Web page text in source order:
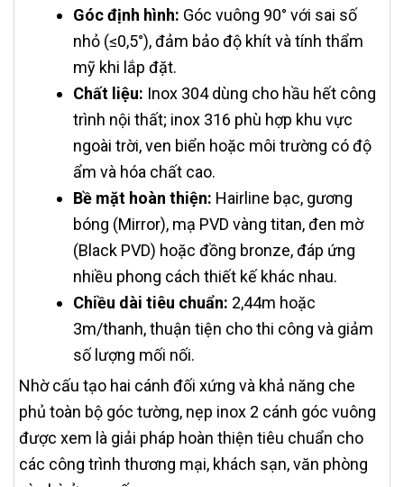
Góc định hình: Góc vuông 90° với sai số
nhỏ (≤0,5°), đảm bảo độ khít và tính thẩm
mỹ khi lắp đặt.
Chất liệu: Inox 304 dùng cho hầu hết công
trình nội thất; inox 316 phù hợp khu vực
ngoài trời, ven biển hoặc môi trường có độ
ẩm và hóa chất cao.
Bề mặt hoàn thiện: Hairline bạc, gương
bóng (Mirror), mạ PVD vàng titan, đen mờ
(Black PVD) hoặc đồng bronze, đáp ứng
nhiều phong cách thiết kế khác nhau.
Chiều dài tiêu chuẩn: 2,44m hoặc
3m/thanh, thuận tiện cho thi công và giảm
số lượng mối nối.
Nhờ cấu tạo hai cánh đối xứng và khả năng che
phủ toàn bộ góc tường, nẹp inox 2 cánh góc vuông
được xem là giải pháp hoàn thiện tiêu chuẩn cho
các công trình thương mại, khách sạn, văn phòng